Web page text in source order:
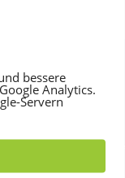
Service
bessere
Analytics.
Servern